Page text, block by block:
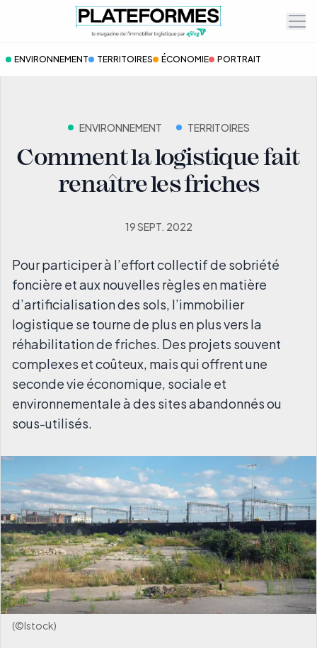
ENVIRONNEMENT TERRITOIRES ÉCONOMIE PORTRAIT
ENVIRONNEMENT TERRITOIRES
Comment la logistique fait
renaître les friches
19 SEPT. 2022
Pour participer à l’effort collectif de sobriété
foncière et aux nouvelles règles en matière
d’artificialisation des sols, l’immobilier
logistique se tourne de plus en plus vers la
réhabilitation de friches. Des projets souvent
complexes et coûteux, mais qui offrent une
seconde vie économique, sociale et
environnementale à des sites abandonnés ou
sous-utilisés.
(©Istock)